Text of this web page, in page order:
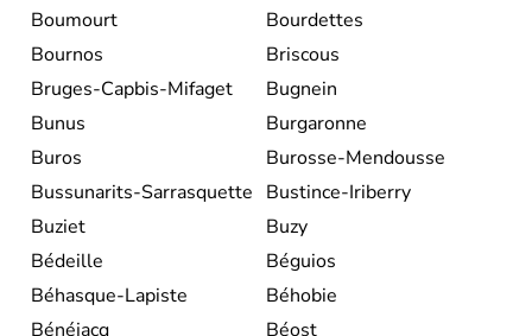
Boumourt
Bourdettes
Bournos
Briscous
Bruges-Capbis-Mifaget
Bugnein
Bunus
Burgaronne
Buros
Burosse-Mendousse
Bussunarits-Sarrasquette Bustince-Iriberry
Buziet
Buzy
Bédeille
Béguios
Béhasque-Lapiste
Béhobie
Bénéjacq
Béost